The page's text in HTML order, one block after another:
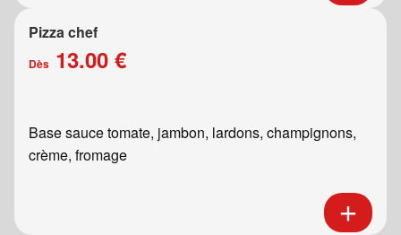
Pizza chef
Dès 13.00 €
Base sauce tomate, jambon, lardons, champignons,
crème, fromage